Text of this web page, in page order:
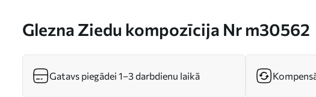
Glezna Ziedu kompozīcija Nr m30562
Gatavs piegādei 1–3 darbdienu laikā